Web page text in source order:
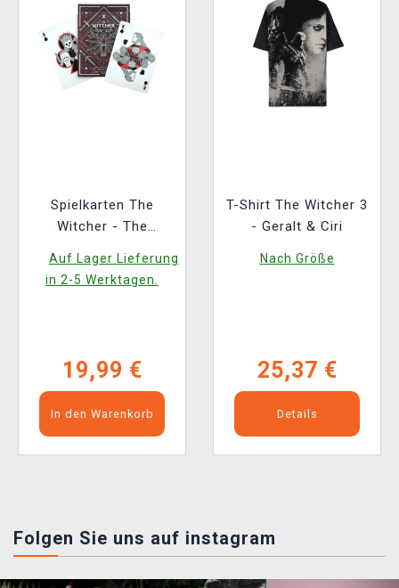
Spielkarten The
Witcher - The
Auf Lager Lieferung
in 2-5 Werktagen.
19,99 €
In den Warenkorb
T-Shirt The Witcher 3
- Geralt & Ciri
Nach Größe
25,37 €
Details
Folgen Sie uns auf instagram